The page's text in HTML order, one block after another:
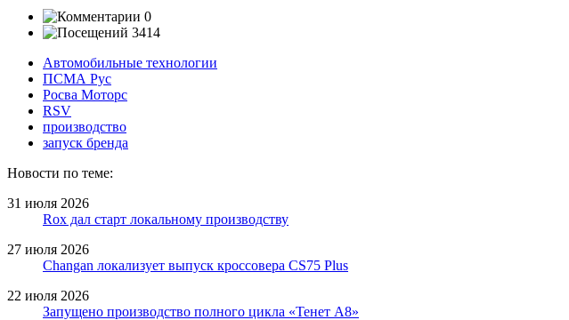
0
3414
Автомобильные технологии
ПСМА Рус
Росва Моторс
RSV
производство
запуск бренда
Новости по теме:
31 июля 2026
Rox дал старт локальному производству
27 июля 2026
Changan локализует выпуск кроссовера CS75 Plus
22 июля 2026
Запущено производство полного цикла «Тенет A8»